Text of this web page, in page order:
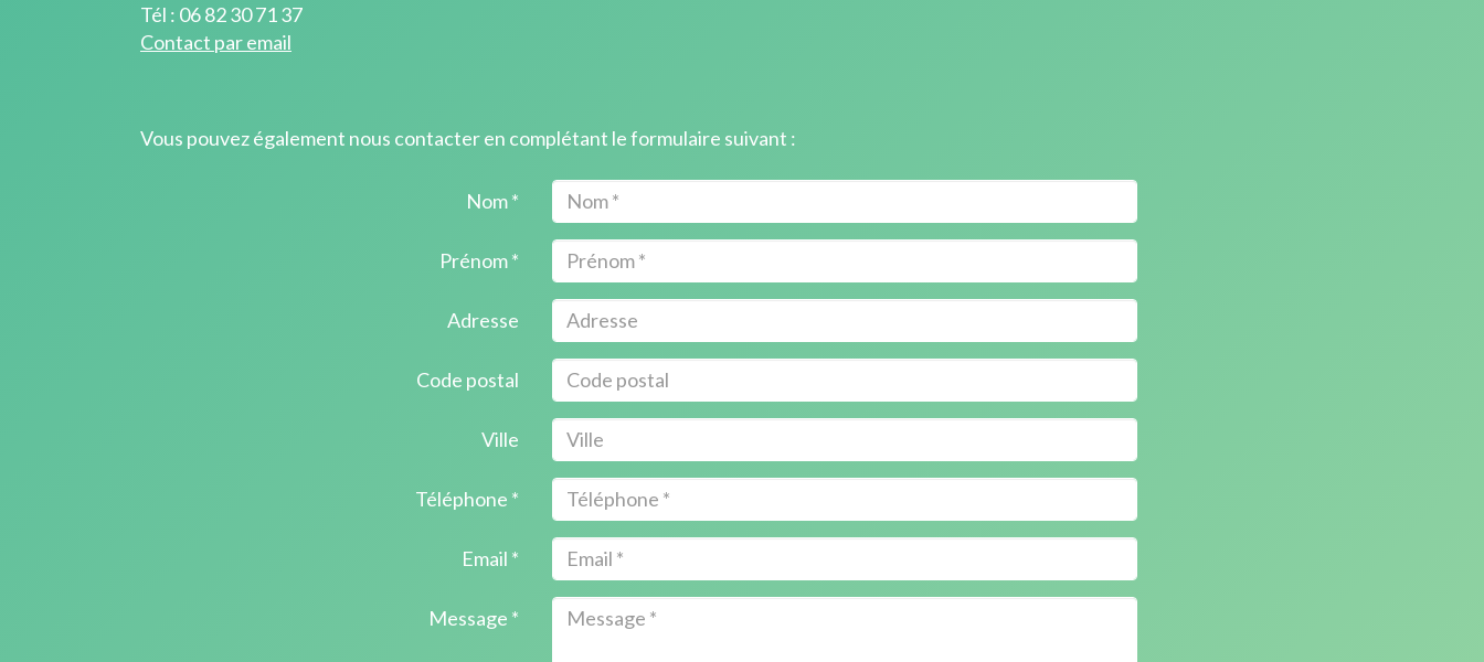
Tél : 06 82 30 71 37
Contact par email
Vous pouvez également nous contacter en complétant le formulaire suivant :
Nom *
Prénom *
Adresse
Code postal
Ville
Téléphone *
Email *
Message *